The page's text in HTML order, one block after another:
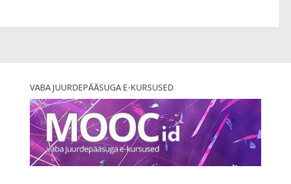
VABA JUURDEPÄÄSUGA E-KURSUSED